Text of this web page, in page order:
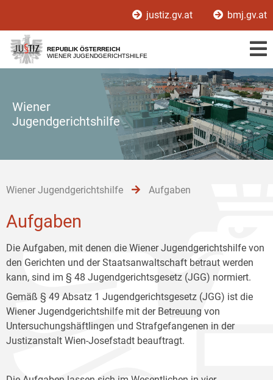
[1]
[2]
[3]
justiz.gv.at bmj.gv.at
REPUBLIK ÖSTERREICH
WIENER JUGENDGERICHTSHILFE
Wiener
Jugendgerichtshilfe
Wiener Jugendgerichtshilfe Aufgaben
Aufgaben
Die Aufgaben, mit denen die Wiener Jugendgerichtshilfe von
den Gerichten und der Staatsanwaltschaft betraut werden
kann, sind im § 48 Jugendgerichtsgesetz (JGG) normiert.
Gemäß § 49 Absatz 1 Jugendgerichtsgesetz (JGG) ist die
Wiener Jugendgerichtshilfe mit der Betreuung von
Untersuchungshäftlingen und Strafgefangenen in der
Justizanstalt Wien-Josefstadt beauftragt.